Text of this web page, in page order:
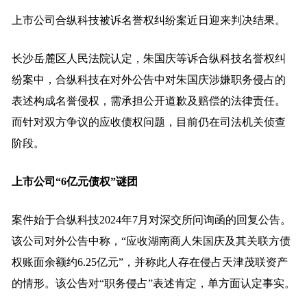
上市公司合纵科技被诉名誉权纠纷案近日迎来判决结果。
长沙岳麓区人民法院认定，朱国庆等诉合纵科技名誉权纠
纷案中，合纵科技在对外公告中对朱国庆涉嫌职务侵占的
表述构成名誉侵权，需承担公开道歉及赔偿的法律责任。
而针对双方争议的应收债权问题，目前仍在司法机关侦查
阶段。
上市公司“6亿元债权”谜团
案件始于合纵科技2024年7月对深交所问询函的回复公告。
该公司对外公告中称，“应收湖南商人朱国庆及其关联方债
权账面余额约6.25亿元”，并称此人存在侵占天津茂联资产
的情形。该公告对“职务侵占”表述肯定，单方面认定事实。